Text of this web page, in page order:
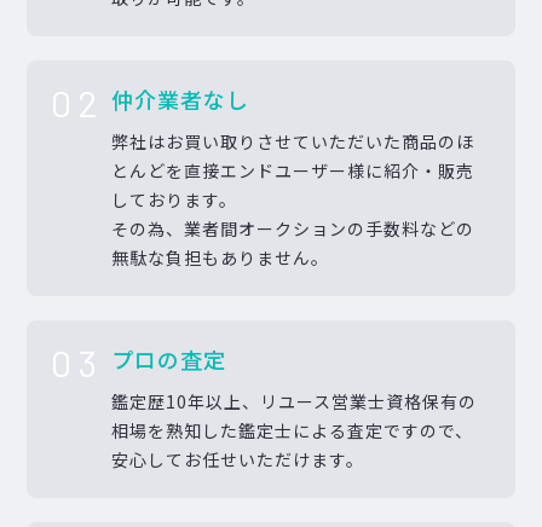
02 仲介業者なし
弊社はお買い取りさせていただいた商品のほ
とんどを直接エンドユーザー様に紹介・販売
しております。
その為、業者間オークションの手数料などの
無駄な負担もありません。
03 プロの査定
鑑定歴10年以上、リユース営業士資格保有の
相場を熟知した鑑定士による査定ですので、
安心してお任せいただけます。